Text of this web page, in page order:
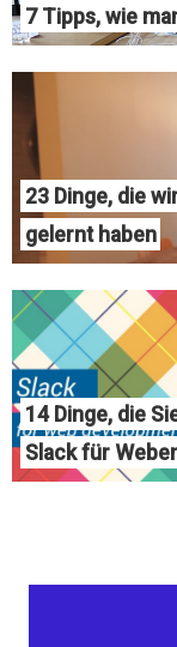
7 Tipps, wie
23 Dinge, die
gelernt haben
14 Dinge, die
Slack für